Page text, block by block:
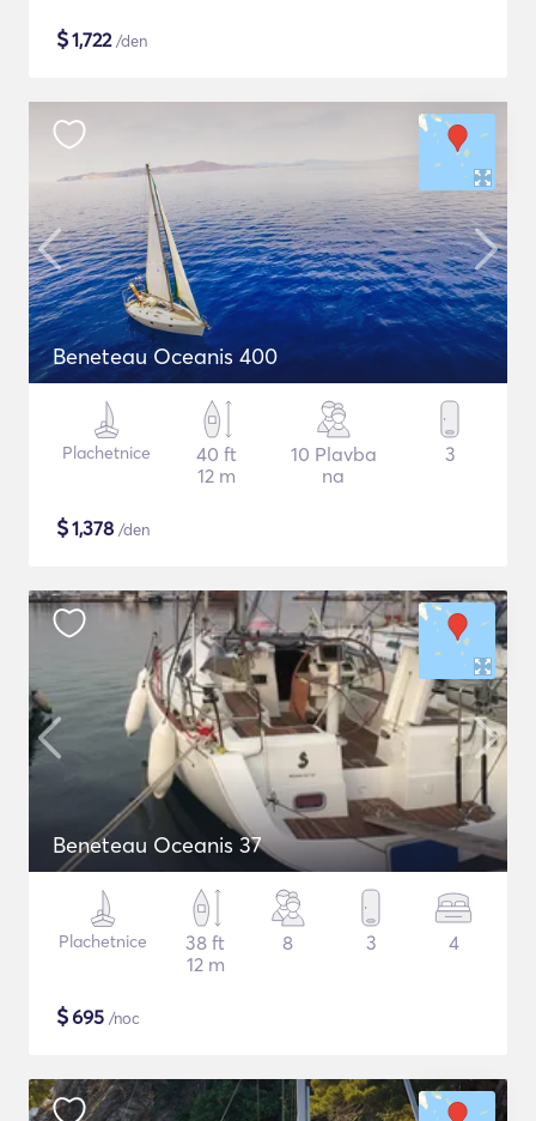
$1,722/den
Beneteau Oceanis 400
Plachetnice
40 ft
12 m
10 Plavba
na
3
$1,378 /den
Beneteau Oceanis 37
Plachetnice
38 ft
12 m
8 3 4
$695 /noc